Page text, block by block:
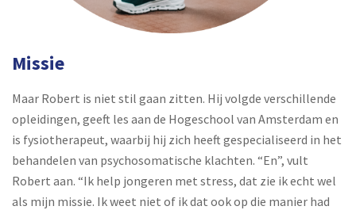
Missie
Maar Robert is niet stil gaan zitten. Hij volgde verschillende
opleidingen, geeft les aan de Hogeschool van Amsterdam en
is fysiotherapeut, waarbij hij zich heeft gespecialiseerd in het
behandelen van psychosomatische klachten. “En”, vult
Robert aan. “Ik help jongeren met stress, dat zie ik echt wel
als mijn missie. Ik weet niet of ik dat ook op die manier had